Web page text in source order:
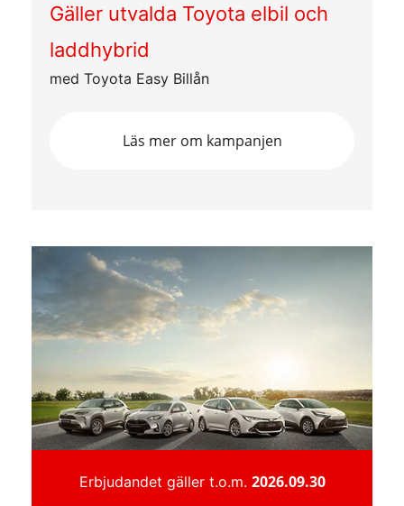
Gäller utvalda Toyota elbil och
laddhybrid
med Toyota Easy Billån
Läs mer om kampanjen
Erbjudandet gäller t.o.m. 2026.09.30